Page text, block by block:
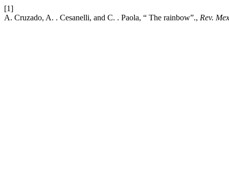
[1]
A. Cruzado, A. . Cesanelli, and C. . Paola, “ The rainbow”., Rev.